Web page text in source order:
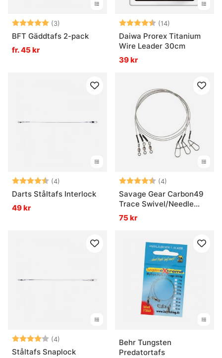
Betyg: (3)
5.0 utav 5 stjärnor
BFT Gäddtafs 2-pack
fr. 45 kr
Betyg: (14)
Daiwa Prorex Titanium
Wire Leader 30cm
39 kr
Betyg: (4)
4.8 utav 5 stjärnor
Darts Ståltafs Interlock
49 kr
Betyg: (4)
Savage Gear Carbon49
Trace Swivel/Needle
Snap 3-pack
75 kr
Betyg: (4)
4.0 utav 5 stjärnor
Ståltafs Snaplock
Behr Tungsten
Predatortafs